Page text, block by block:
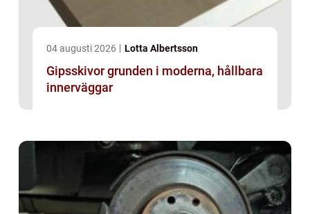
04 augusti 2026 Lotta Albertsson
Gipsskivor grunden i moderna, hållbara
innerväggar